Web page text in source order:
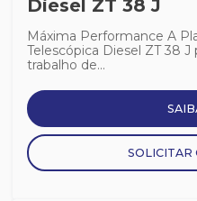
Diesel ZT 38 J
Máxima Performance A
Telescópica Diesel ZT 38
trabalho de...
SOLICITAR